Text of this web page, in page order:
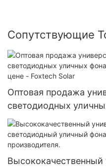
Сопутствующие
Оптовая продажа
светодиодных
выгодной цене -
Высококачественный